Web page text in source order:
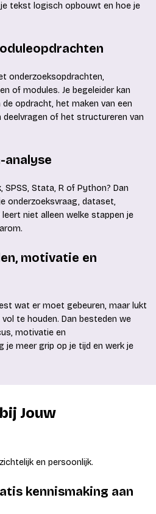
tekst logisch opbouwt en hoe je
onderzoeksopdrachten,
of modules. Je begeleider kan
opdracht, het maken van een
deelvragen of het structureren van
Stata, R of Python? Dan
onderzoeksvraag, dataset,
niet alleen welke stappen je
motivatie en
wat er moet gebeuren, maar lukt
te houden. Dan besteden we
motivatie en
je meer grip op je tijd en werk je
Jouw
en persoonlijk.
kennismaking aan